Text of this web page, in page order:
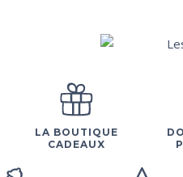
LA BOUTIQUE
CADEAUX